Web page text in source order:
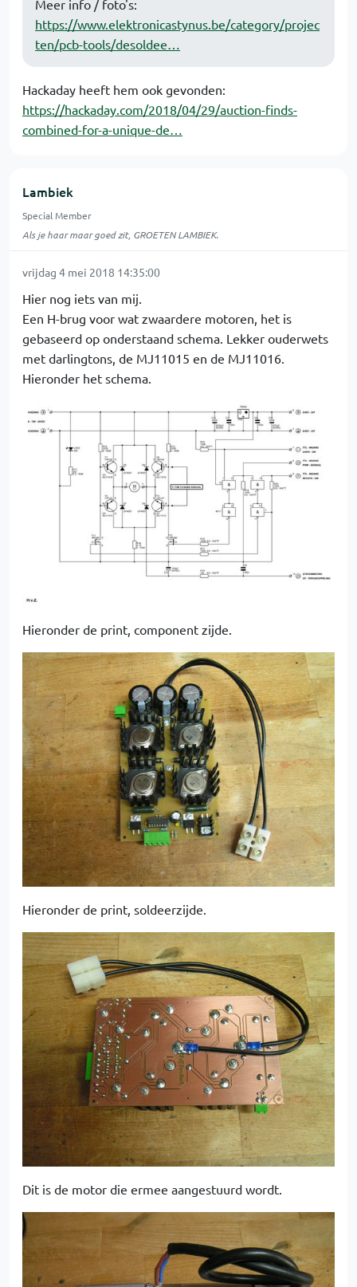
Meer info / foto's:
https://www.elektronicastynus.be/category/projec
ten/pcb-tools/desoldee…
Hackaday heeft hem ook gevonden:
https://hackaday.com/2018/04/29/auction-finds-
combined-for-a-unique-de…
Lambiek
Special Member
Als je haar maar goed zit, GROETEN LAMBIEK.
vrijdag 4 mei 2018 14:35:00
Hier nog iets van mij.
Een H-brug voor wat zwaardere motoren, het is
gebaseerd op onderstaand schema. Lekker ouderwets
met darlingtons, de MJ11015 en de MJ11016.
Hieronder het schema.
Hieronder de print, component zijde.
Hieronder de print, soldeerzijde.
Dit is de motor die ermee aangestuurd wordt.